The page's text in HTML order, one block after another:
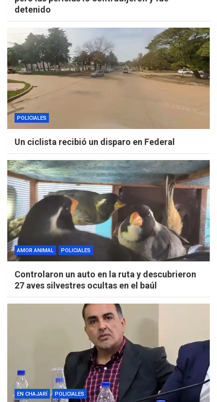
detenido
POLICIALES
Un ciclista recibió un disparo en Federal
AMOR ANIMAL POLICIALES
Controlaron un auto en la ruta y descubrieron
27 aves silvestres ocultas en el baúl
EN CHAJARÍ POLICIALES